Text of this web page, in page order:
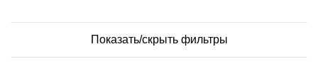
Показать/скрыть фильтры